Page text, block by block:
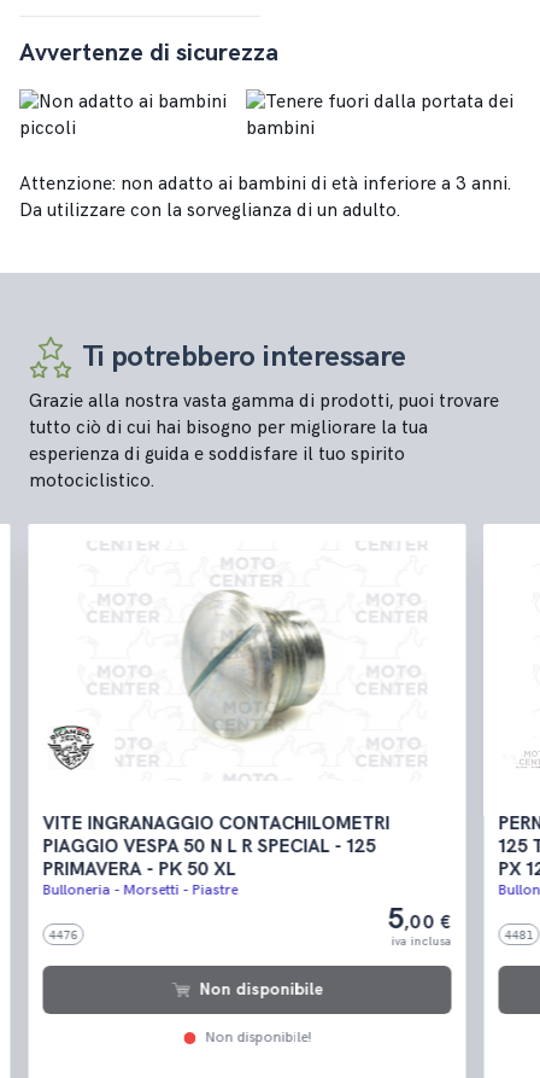
Avvertenze di sicurezza
Attenzione: non adatto ai bambini di età inferiore a 3 anni.
Da utilizzare con la sorveglianza di un adulto.
Ti potrebbero interessare
Grazie alla nostra vasta gamma di prodotti, puoi trovare
tutto ciò di cui hai bisogno per migliorare la tua
esperienza di guida e soddisfare il tuo spirito
motociclistico.
VITE INGRANAGGIO CONTACHILOMETRI
PIAGGIO VESPA 50 N L R SPECIAL - 125
PRIMAVERA - PK 50 XL
Bulloneria - Morsetti - Piastre
4476 5,00 €
iva inclusa
Non disponibile
Non disponibile!
125
PX
4481